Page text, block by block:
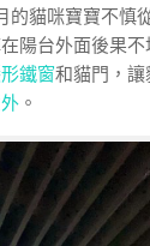
的貓咪寶寶不慎
陽台外面後果不
鐵窗和貓門，
。